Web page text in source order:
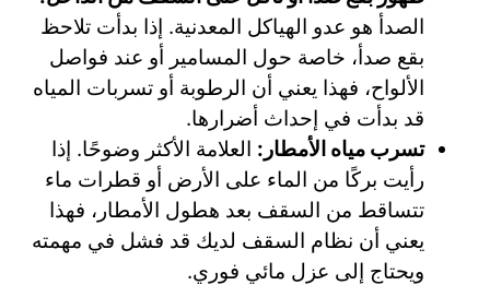
الصدأ هو عدو الهياكل المعدنية. إذا بدأت تلاحظ
بقع صدأ، خاصة حول المسامير أو عند فواصل
الألواح، فهذا يعني أن الرطوبة أو تسربات المياه
قد بدأت في إحداث أضرارها.
تسرب مياه الأمطار: العلامة الأكثر وضوحًا. إذا
رأيت بركًا من الماء على الأرض أو قطرات ماء
تتساقط من السقف بعد هطول الأمطار، فهذا
يعني أن نظام السقف لديك قد فشل في مهمته
ويحتاج إلى عزل مائي فوري.